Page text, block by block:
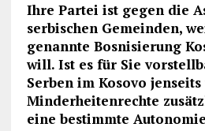
Ihre Partei ist gegen die
serbischen Gemeinden,
genannte Bosnisierung
will. Ist es für Sie
Serben im Kosovo
Minderheitenrechte
eine bestimmte